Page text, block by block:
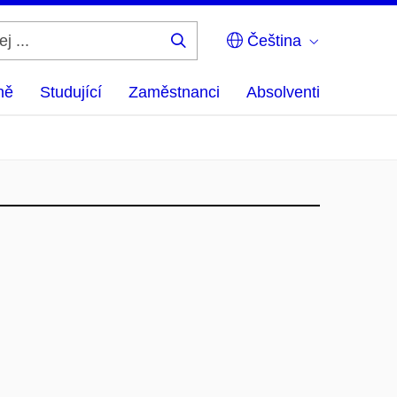
Čeština
Studující Zaměstnanci Absolventi